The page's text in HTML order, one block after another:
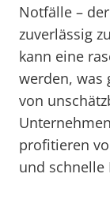
Notfälle –
zuverlässig
kann eine
werden, was
von
profitieren
und schnelle